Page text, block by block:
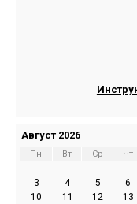
Август 2026
Пн Вт Ср Чт
3
4 5 6
10
11 12 13